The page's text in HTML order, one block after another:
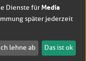
Dienste für Media
später jederzeit
lehne ab Das ist ok